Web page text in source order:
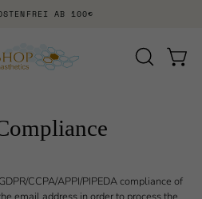
AB 100€
CCPA/APPI/PIPEDA compliance of